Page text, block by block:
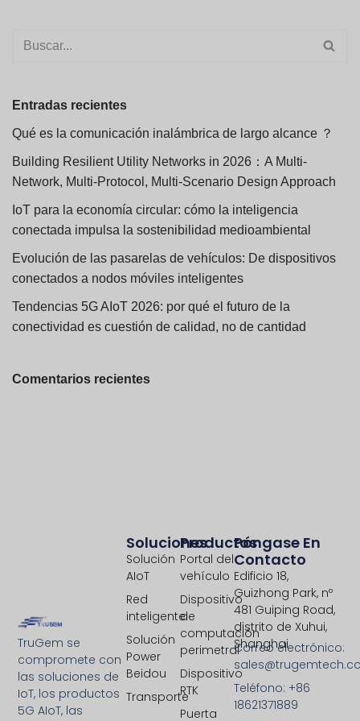
Entradas recientes
Qué es la comunicación inalámbrica de largo alcance ？
Building Resilient Utility Networks in 2026：A Multi-
Network, Multi-Protocol, Multi-Scenario Design Approach
IoT para la economía circular: cómo la inteligencia
conectada impulsa la sostenibilidad medioambiental
Evolución de las pasarelas de vehículos: De dispositivos
conectados a nodos móviles inteligentes
Tendencias 5G AIoT 2026: por qué el futuro de la
conectividad es cuestión de calidad, no de cantidad
Comentarios recientes
TruGem se
compromete con
las soluciones de
IoT, los productos
5G AIoT, las
Productos
Portal del
vehículo
Dispositivo
de
computación
perimetral
Dispositivo
RTK
Puerta
Soluciones
Solución
AIoT
Red
inteligente
Solución
Power
Beidou
Transporte
Póngase En
Contacto
Edificio 18,
Guizhong Park, nº
481 Guiping Road,
distrito de Xuhui,
Shanghai
Correo electrónico:
Teléfono: +86
18621371889